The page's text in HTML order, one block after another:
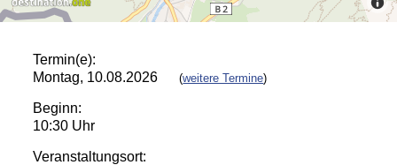
Termin(e):
Montag, 10.08.2026
(weitere Termine)
Beginn:
10:30 Uhr
Veranstaltungsort: